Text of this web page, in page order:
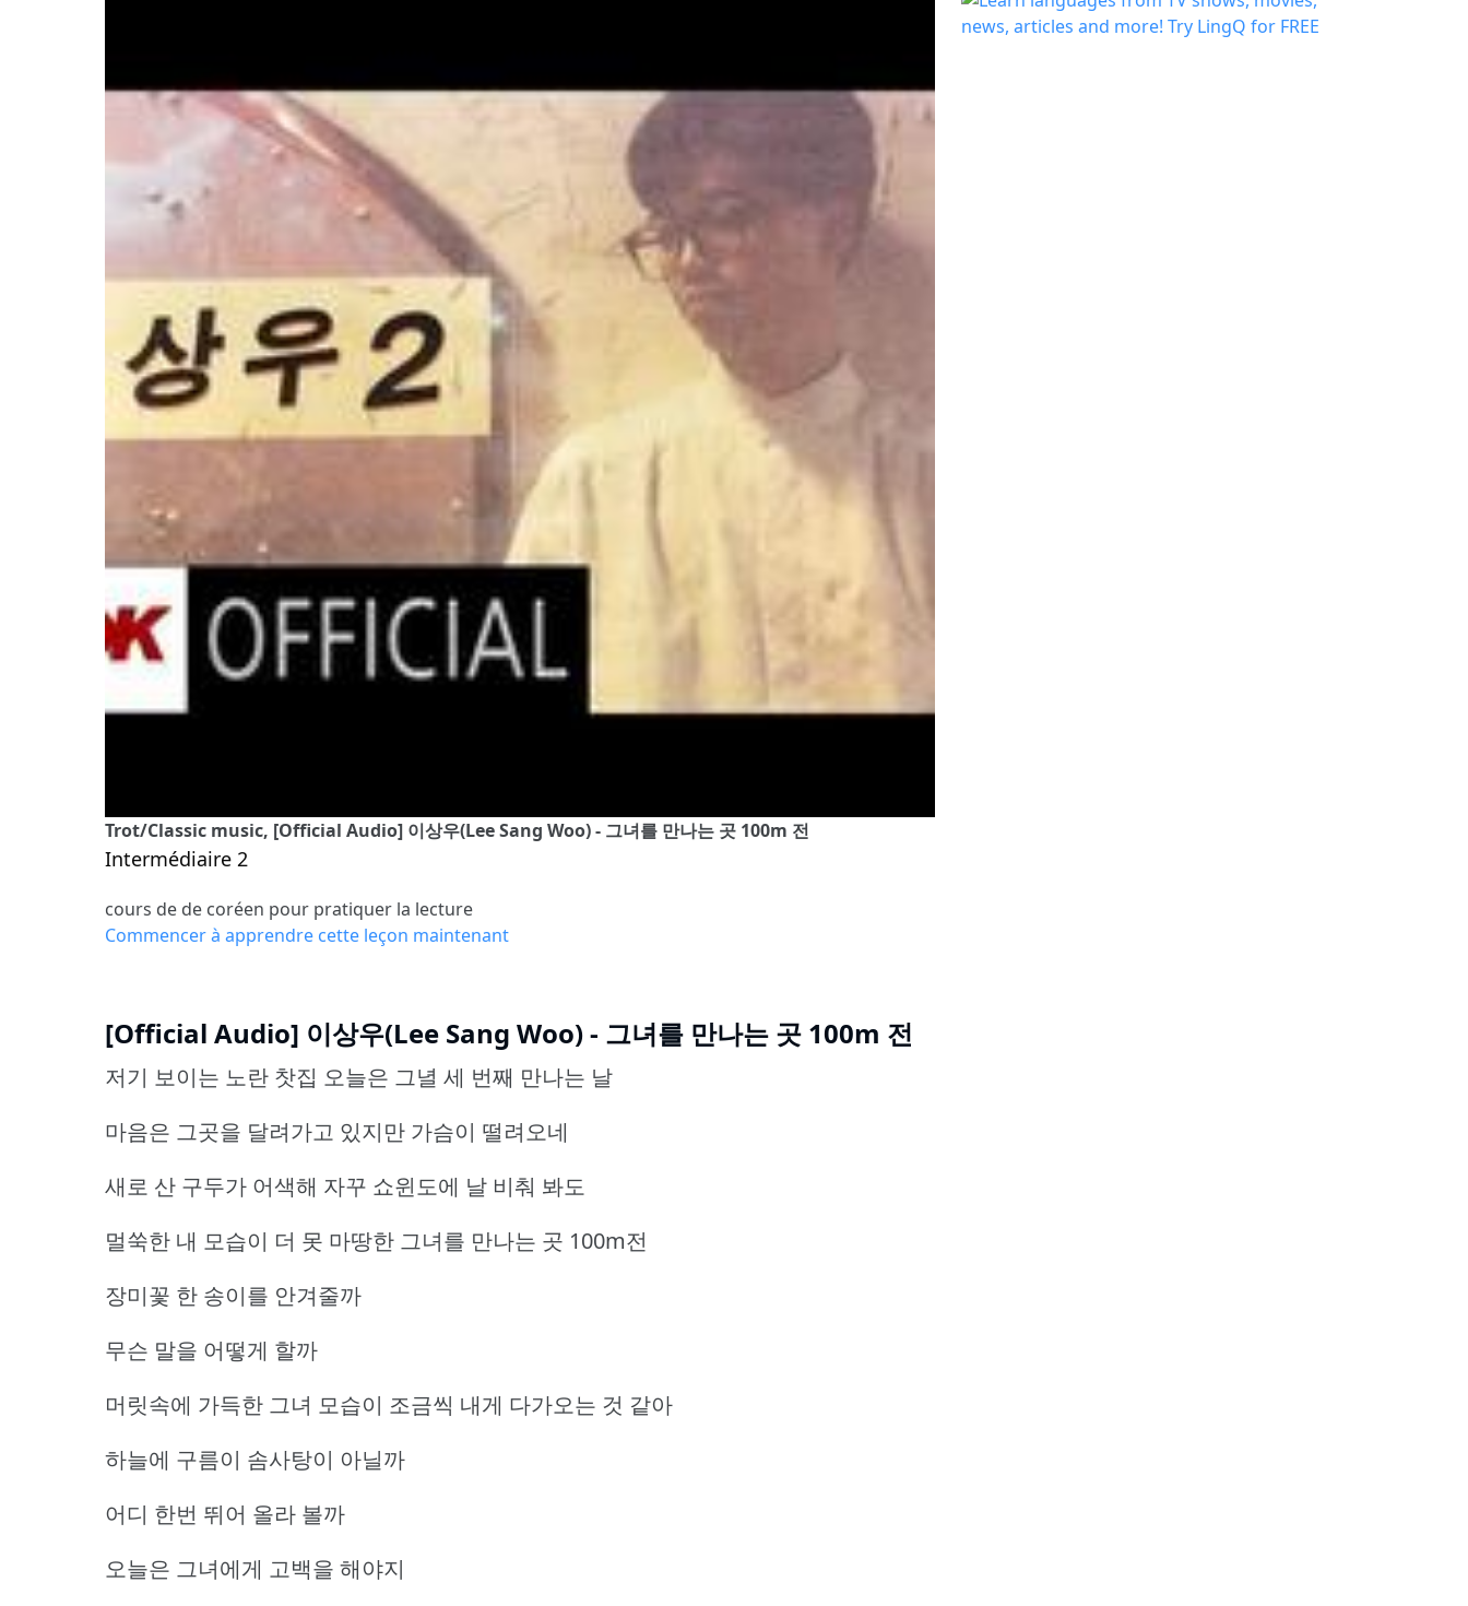
Trot/Classic music, [Official Audio] 이상우(Lee Sang Woo) - 그녀를 만나는 곳 100m 전
Intermédiaire 2
cours de de coréen pour pratiquer la lecture
Commencer à apprendre cette leçon maintenant
[Official Audio] 이상우(Lee Sang Woo) - 그녀를 만나는 곳 100m 전
저기 보이는 노란 찻집 오늘은 그녈 세 번째 만나는 날
마음은 그곳을 달려가고 있지만 가슴이 떨려오네
새로 산 구두가 어색해 자꾸 쇼윈도에 날 비춰 봐도
멀쑥한 내 모습이 더 못 마땅한 그녀를 만나는 곳 100m전
장미꽃 한 송이를 안겨줄까
무슨 말을 어떻게 할까
머릿속에 가득한 그녀 모습이 조금씩 내게 다가오는 것 같아
하늘에 구름이 솜사탕이 아닐까
어디 한번 뛰어 올라 볼까
오늘은 그녀에게 고백을 해야지